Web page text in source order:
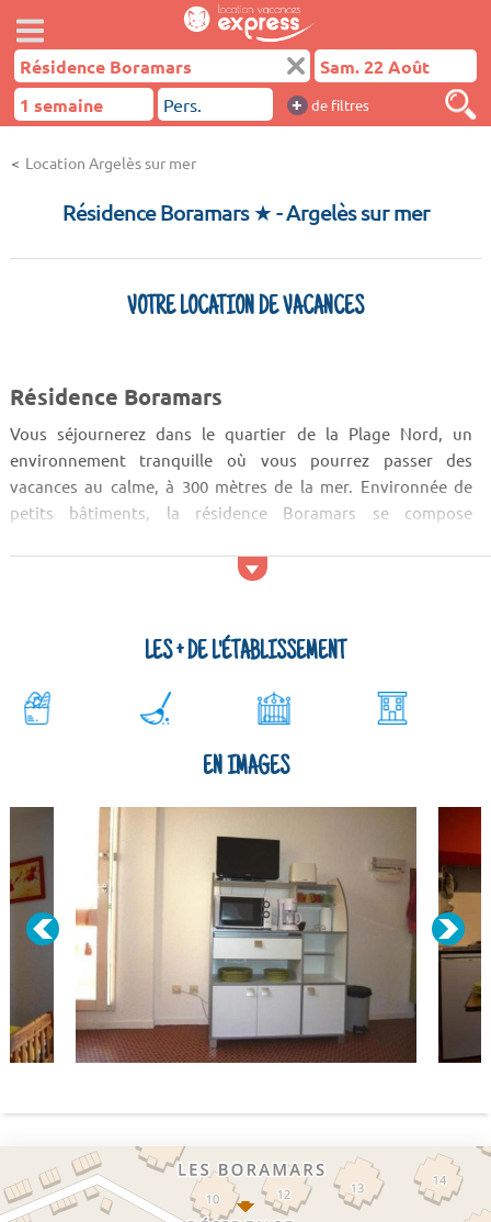
+ de filtres
Location Argelès sur mer
Résidence Boramars ★- Argelès sur mer
VOTRE LOCATION DE VACANCES
Résidence Boramars
Vous séjournerez dans le quartier de la Plage Nord, un
environnement tranquille où vous pourrez passer des
vacances au calme, à 300 mètres de la mer. Environnée de
petits bâtiments, la résidence Boramars se compose
LES + DE L'ÉTABLISSEMENT
EN IMAGES